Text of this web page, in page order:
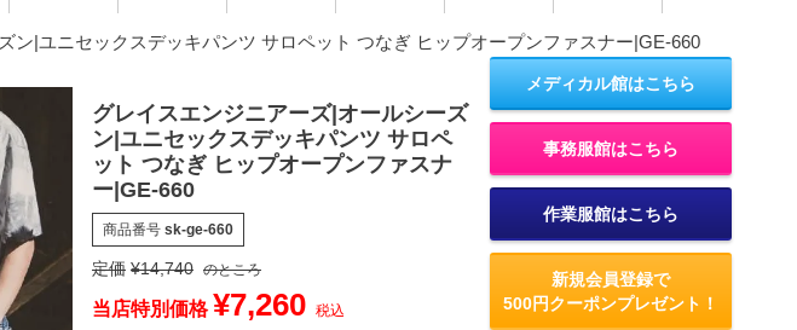
ン|ユニセックスデッキパンツ サロペット つなぎ ヒップオープンファスナー|GE-660
グレイスエンジニアーズ|オールシーズ
ン|ユニセックスデッキパンツ サロペ
ット つなぎ ヒップオープンファスナ
ー|GE-660
商品番号 sk-ge-660
定価 ¥14,740 のところ
当店特別価格 ¥7,260 税込
メディカル館はこちら
事務服館はこちら
作業服館はこちら
新規会員登録で
500円クーポンプレゼント！